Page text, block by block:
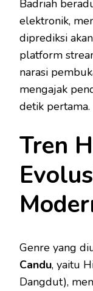
Badriah
elektronik,
diprediksi
platform
narasi
mengajak
detik pertama.
Tren
Genre yang
Candu, yaitu
Dangdut),